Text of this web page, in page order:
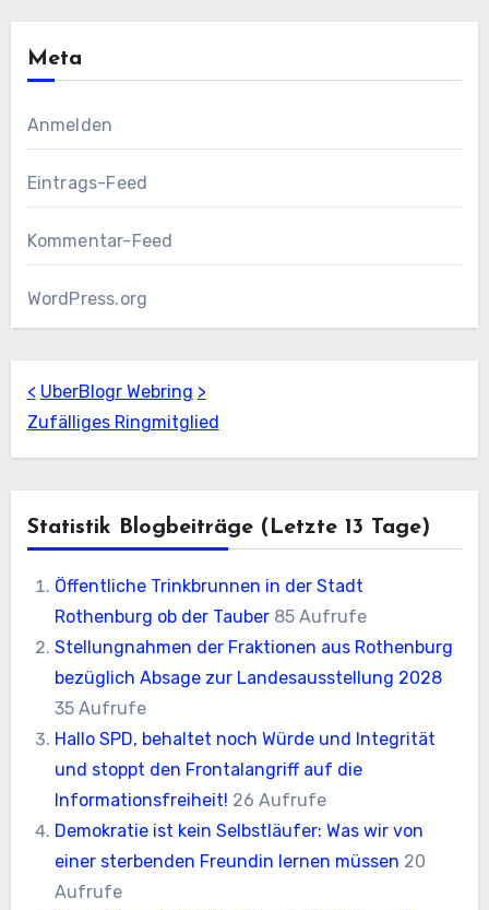
Meta
Anmelden
Eintrags-Feed
Kommentar-Feed
WordPress.org
< UberBlogr Webring >
Zufälliges Ringmitglied
Statistik Blogbeiträge (letzte 13 Tage)
Öffentliche Trinkbrunnen in der Stadt
Rothenburg ob der Tauber 85 Aufrufe
Stellungnahmen der Fraktionen aus Rothenburg
bezüglich Absage zur Landesausstellung 2028
35 Aufrufe
Hallo SPD, behaltet noch Würde und Integrität
und stoppt den Frontalangriff auf die
Informationsfreiheit! 26 Aufrufe
Demokratie ist kein Selbstläufer: Was wir von
einer sterbenden Freundin lernen müssen 20
Aufrufe